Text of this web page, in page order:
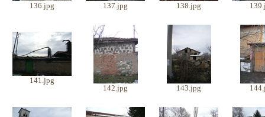
136.jpg 137.jpg 138.jpg
141.jpg
142.jpg
143.jpg